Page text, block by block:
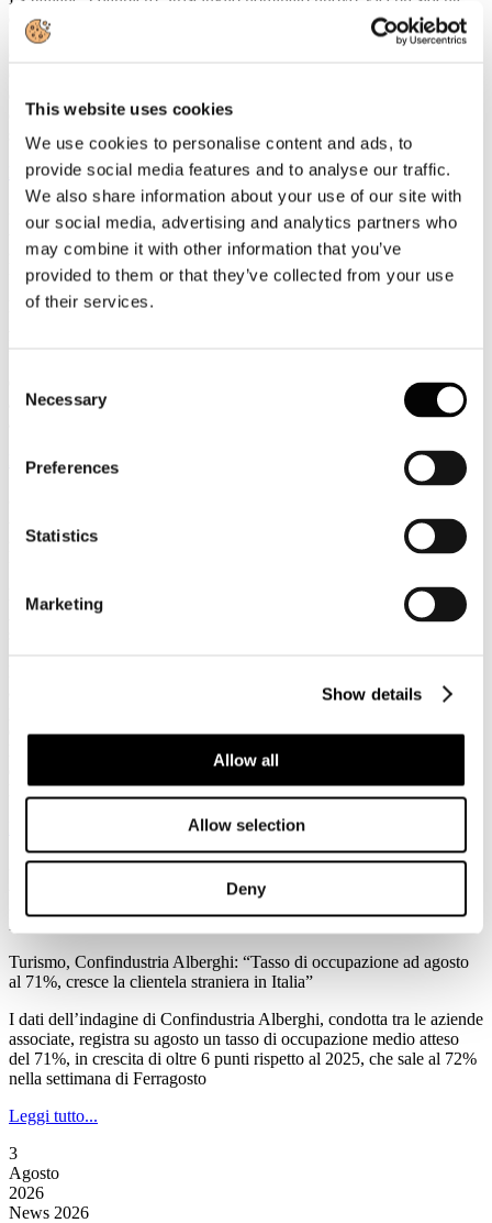
This website uses cookies
We use cookies to personalise content and ads, to
provide social media features and to analyse our traffic.
We also share information about your use of our site with
our social media, advertising and analytics partners who
may combine it with other information that you’ve
provided to them or that they’ve collected from your use
of their services.
Selection
Necessary
Preferences
Statistics
Marketing
Show details
Allow all
Allow selection
Deny
della UIC
organizzazione internazionale che riunisce le ferrovie e i principali
stakeholder del settore ferroviario a livello mondiale.
Leggi tutto...
Agosto
2026
News 2026
ROTTA SUL 66°SALONE NAUTICO INTERNAZIONALE:
Con l'apertura del ticketing online entra nel vivo il percorso di
avvicinamento al 66° Salone Nautico Internazionale, in programma
Leggi tutto...
2026
Federalismo fiscale: a rischio i servizi del trasporto pubblico. Agens,
Anav e Asstra: “Servono correttivi che assicurino il finanziamento al
associazioni che in Italia rappresentano le aziende del trasporto
del ddl sul federalismo fiscale regionale: “C’è la reale possibilità che
l'attuale impianto normativo metta a repentaglio l'equilibrio
economico-finanziario del Trasporto Pubblico Locale e
l'adeguatezza dei servizi su scala nazionale.
Turismo, Confindustria Alberghi: “Tasso di occupazione ad agosto
al 71%, cresce la clientela straniera in Italia”
I dati dell’indagine di Confindustria Alberghi, condotta tra le aziende
associate, registra su agosto un tasso di occupazione medio atteso
del 71%, in crescita di oltre 6 punti rispetto al 2025, che sale al 72%
nella settimana di Ferragosto
Leggi tutto...
3
Agosto
2026
News 2026